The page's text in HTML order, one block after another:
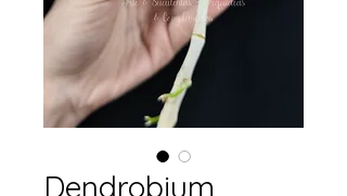
Dendrobium